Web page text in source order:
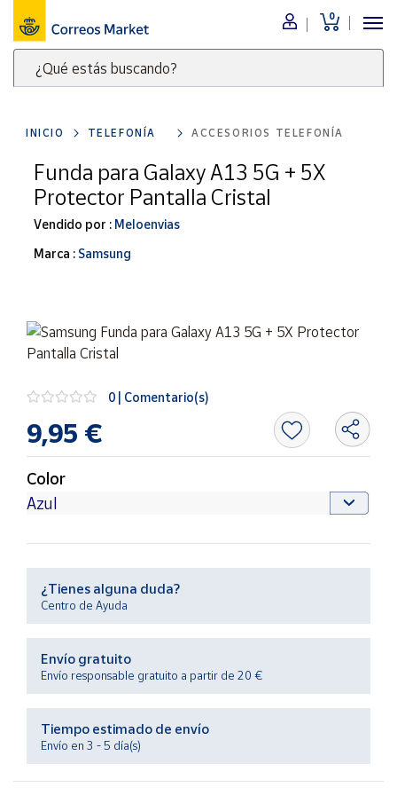
0
¿Qué estás buscando?
clave
para
buscar
productos
Correos
Menú
Nuestro
catálogo
Alimentación
Bebidas
Ocio y cultura
Juguetes y
Merchandising
y regalos
Oficina y
Papelería
Para Canarias,
Ceuta y Melilla
populares
Cultural
Nuestros
vendedores
Las
novedades
de Correos
INICIO TELEFONÍA ACCESORIOS TELEFONÍA
Funda para Galaxy A13 5G + 5X
Protector Pantalla Cristal
Vendido por : Meloenvias
Marca : Samsung
0 | Comentario(s)
9,95 €
Color
¿Tienes alguna duda?
Centro de Ayuda
Envío gratuito
Envío responsable gratuito a partir de 20 €
Tiempo estimado de envío
Envío en 3 - 5 día(s)